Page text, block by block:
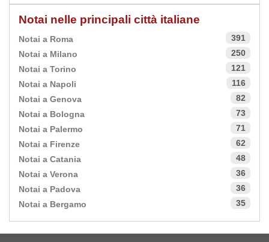
Notai nelle principali città italiane
Notai a Roma
391
Notai a Milano
250
Notai a Torino
121
Notai a Napoli
116
Notai a Genova
82
Notai a Bologna
73
Notai a Palermo
71
Notai a Firenze
62
Notai a Catania
48
Notai a Verona
36
Notai a Padova
36
Notai a Bergamo
35